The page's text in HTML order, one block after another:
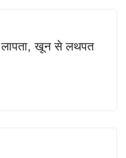
लापता, खून से लथपत